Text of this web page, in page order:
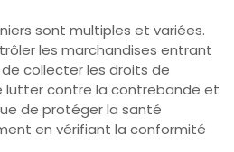
sont multiples et variées.
les marchandises entrant
collecter les droits de
lutter contre la contrebande et
de protéger la santé
en vérifiant la conformité